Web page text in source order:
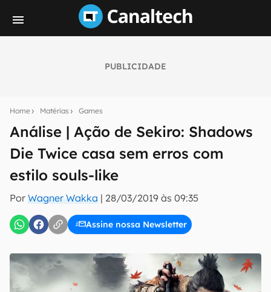
PUBLICIDADE
Home Matérias Games
Análise | Ação de Sekiro: Shadows
Die Twice casa sem erros com
estilo souls-like
Por Wagner Wakka | 28/03/2019 às 09:35
Assine nossa Newsletter
notícias e reviews sobre tecnologia em primeira
mão.
E-mail
inscreva-se
Uso e Política de Privacidade do Canaltech.